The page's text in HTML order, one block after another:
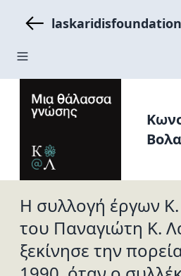
Η συλλογή έργων
του Παναγιώτη Κ.
ξεκίνησε την